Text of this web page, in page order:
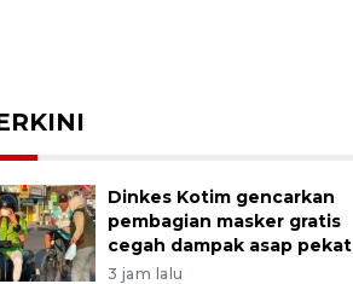
Dinkes Kotim gencarkan
pembagian masker gratis
cegah dampak asap pekat
3 jam lalu